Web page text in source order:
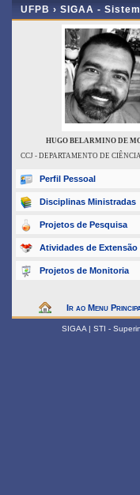
UFPB › SIGAA -
HUGO BELARMINO DE
CCJ - DEPARTAMENTO DE
Perfil Pessoal
Disciplinas Ministradas
Projetos de Pesquisa
Atividades de Extensão
Projetos de Monitoria
Ir ao Menu
SIGAA | STI -